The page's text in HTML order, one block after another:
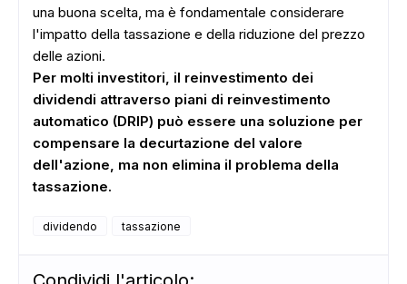
una buona scelta, ma è fondamentale considerare
l'impatto della tassazione e della riduzione del prezzo
delle azioni.
Per molti investitori, il reinvestimento dei
dividendi attraverso piani di reinvestimento
automatico (DRIP) può essere una soluzione per
compensare la decurtazione del valore
dell'azione, ma non elimina il problema della
tassazione.
dividendo tassazione